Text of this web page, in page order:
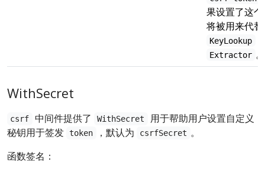
果设置了这
将被用来代
KeyLookup
Extractor 。
WithSecret
csrf 中间件提供了 WithSecret
用于帮助用户设置自定义
秘钥用于签发 token ，默认为 csrfSecret 。
函数签名：